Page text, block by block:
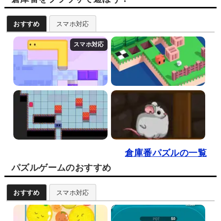
おすすめ スマホ対応
倉庫番パズルの一覧
パズルゲームのおすすめ
おすすめ スマホ対応